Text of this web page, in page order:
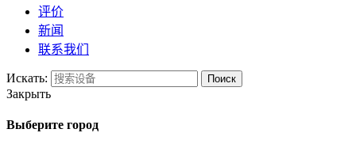
评价
新闻
联系我们
Искать: Поиск
Закрыть
Выберите город